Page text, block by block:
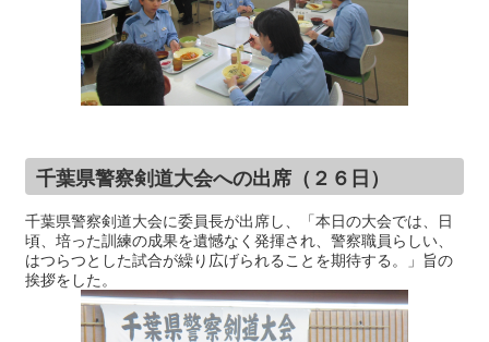
千葉県警察剣道大会への出席（２６日）
千葉県警察剣道大会に委員長が出席し、「本日の大会では、日
頃、培った訓練の成果を遺憾なく発揮され、警察職員らしい、
はつらつとした試合が繰り広げられることを期待する。」旨の
挨拶をした。